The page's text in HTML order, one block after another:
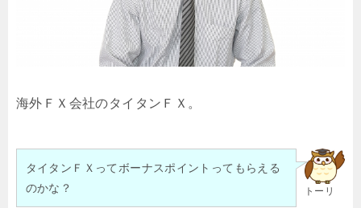
海外ＦＸ会社のタイタンＦＸ。
トーリ
タイタンＦＸってボーナスポイントってもらえる
のかな？